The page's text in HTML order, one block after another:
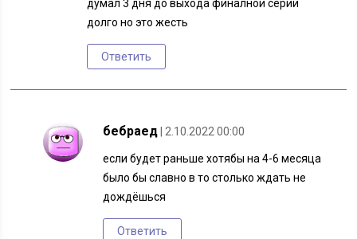
думал 3 дня до выхода финалной серии
долго но это жесть
Ответить
бебраед | 2.10.2022 00:00
если будет раньше хотябы на 4-6 месяца
было бы славно в то столько ждать не
дождёшься
Ответить